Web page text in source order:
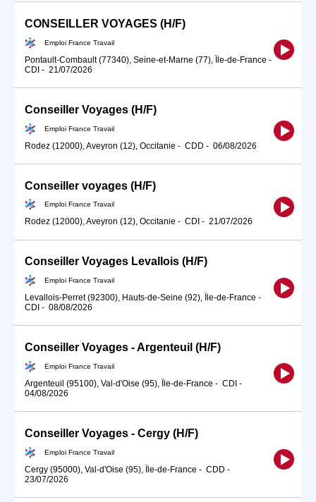
CONSEILLER VOYAGES (H/F)
Emploi France Travail
Pontault-Combault (77340), Seine-et-Marne (77), Île-de-France -
CDI - 21/07/2026
Conseiller Voyages (H/F)
Emploi France Travail
Rodez (12000), Aveyron (12), Occitanie - CDD - 06/08/2026
Conseiller voyages (H/F)
Emploi France Travail
Rodez (12000), Aveyron (12), Occitanie - CDI - 21/07/2026
Conseiller Voyages Levallois (H/F)
Emploi France Travail
Levallois-Perret (92300), Hauts-de-Seine (92), Île-de-France -
CDI - 08/08/2026
Conseiller Voyages - Argenteuil (H/F)
Emploi France Travail
Argenteuil (95100), Val-d'Oise (95), Île-de-France - CDI -
04/08/2026
Conseiller Voyages - Cergy (H/F)
Emploi France Travail
Cergy (95000), Val-d'Oise (95), Île-de-France - CDD -
23/07/2026